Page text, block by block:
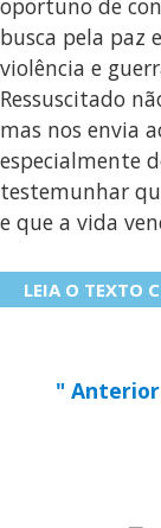
busca pela paz
violência e
Ressuscitado
mas nos envia
especialmente
testemunhar
e que a vida
LEIA O TEXTO
" Anterior